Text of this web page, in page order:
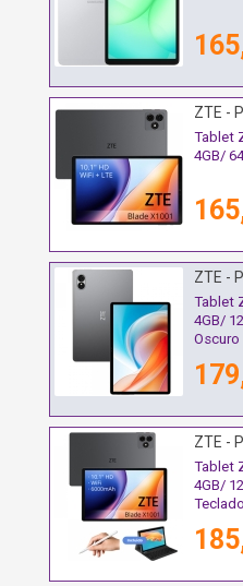
ZTE -
Tablet
4GB/
ZTE -
Tablet
4GB/
Oscuro
ZTE -
Tablet
4GB/